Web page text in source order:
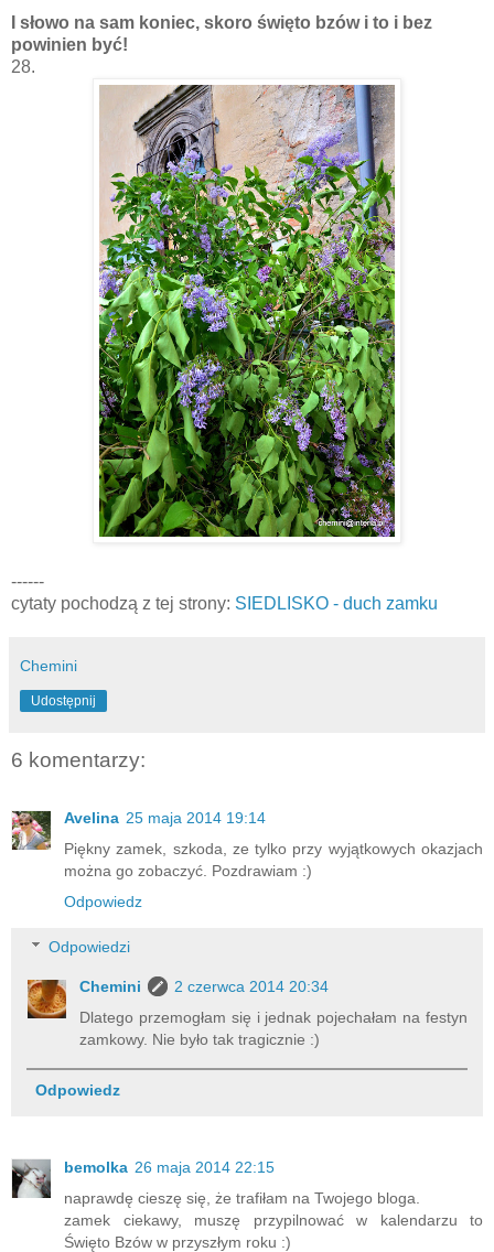
I słowo na sam koniec, skoro święto bzów i to i bez
powinien być!
28.
------
cytaty pochodzą z tej strony: SIEDLISKO - duch zamku
Chemini
Udostępnij
6 komentarzy:
Avelina 25 maja 2014 19:14
Piękny zamek, szkoda, ze tylko przy wyjątkowych okazjach
można go zobaczyć. Pozdrawiam :)
Odpowiedz
Odpowiedzi
Chemini
2 czerwca 2014 20:34
Dlatego przemogłam się i jednak pojechałam na festyn
zamkowy. Nie było tak tragicznie :)
Odpowiedz
bemolka 26 maja 2014 22:15
naprawdę cieszę się, że trafiłam na Twojego bloga.
zamek ciekawy, muszę przypilnować w kalendarzu to
Święto Bzów w przyszłym roku :)